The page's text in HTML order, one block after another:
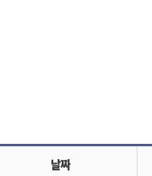
날짜